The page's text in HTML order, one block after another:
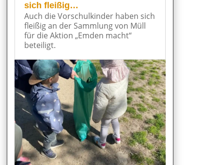
sich fleißig…
Auch die Vorschulkinder haben sich
fleißig an der Sammlung von Müll
für die Aktion „Emden macht“
beteiligt.